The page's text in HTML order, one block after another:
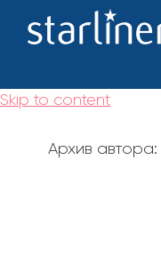
Skip to content
Архив автора: